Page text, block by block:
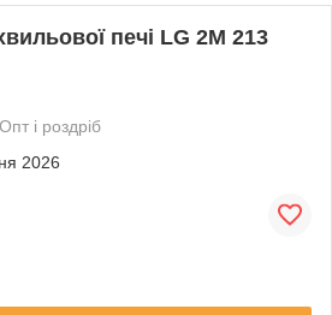
печі LG 2M 213
Опт і роздріб
2026